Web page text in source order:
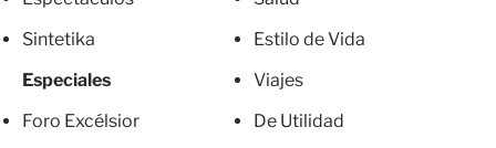
Sintetika
Especiales
Foro Excélsior
Estilo de Vida
Viajes
De Utilidad